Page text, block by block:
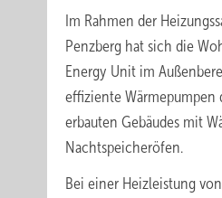
Im Rahmen der
Penzberg hat sich die
Energy Unit im
effiziente Wärmepumpen
erbauten Gebäudes mit
Nachtspeicheröfen.
Bei einer Heizleistung